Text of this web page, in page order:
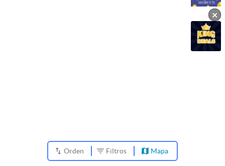
Orden Filtros Mapa
×